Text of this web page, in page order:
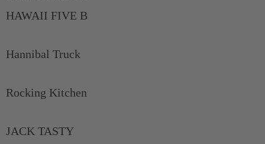
HAWAII FIVE B
Hannibal Truck
Rocking Kitchen
JACK TASTY